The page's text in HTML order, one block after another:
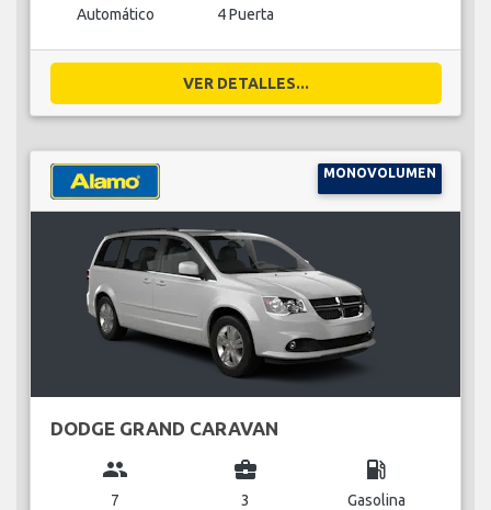
Automático 4 Puerta
VER DETALLES...
MONOVOLUMEN
DODGE GRAND CARAVAN
group
7
business_center
3
local_gas_station
Gasolina